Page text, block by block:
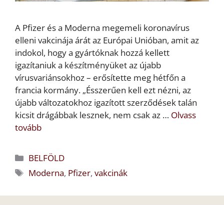
A Pfizer és a Moderna megemeli koronavírus
elleni vakcinája árát az Európai Unióban, amit az
indokol, hogy a gyártóknak hozzá kellett
igazítaniuk a készítményüket az újabb
vírusvariánsokhoz – erősítette meg hétfőn a
francia kormány. „Ésszerűen kell ezt nézni, az
újabb változatokhoz igazított szerződések talán
kicsit drágábbak lesznek, nem csak az … Olvass
tovább
Kategória
BELFÖLD
Címkék
Moderna, Pfizer,vakcinák